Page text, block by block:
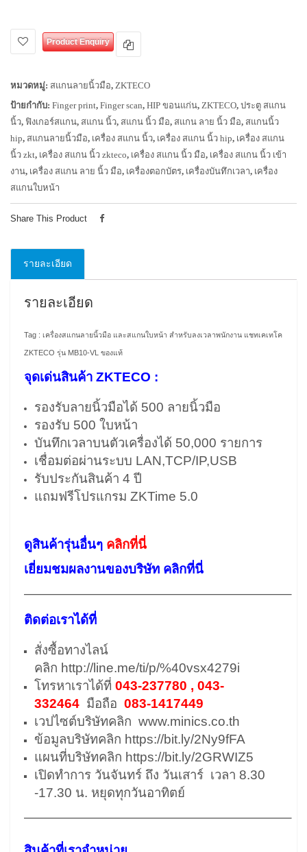
Product Enquiry
หมวดหมู่: สแกนลายนิ้วมือ, ZKTECO
ป้ายกำกับ: Finger print, Finger scan, HIP ขอนแก่น, ZKTECO, ประตู สแกน
นิ้ว, ฟิงเกอร์สแกน, สแกน นิ้ว, สแกน นิ้ว มือ, สแกน ลาย นิ้ว มือ, สแกนนิ้ว
hip, สแกนลายนิ้วมือ, เครื่อง สแกน นิ้ว, เครื่อง สแกน นิ้ว hip, เครื่อง สแกน
นิ้ว zkt, เครื่อง สแกน นิ้ว zkteco, เครื่อง สแกน นิ้ว มือ, เครื่อง สแกน นิ้ว เข้า
งาน, เครื่อง สแกน ลาย นิ้ว มือ, เครื่องตอกบัตร, เครื่องบันทึกเวลา, เครื่อง
สแกนใบหน้า
Share This Product
รายละเอียด
รายละเอียด
Tag : เครื่องสแกนลายนิ้วมือ และสแกนใบหน้า สำหรับลงเวลาพนักงาน แชทเคเทโค
ZKTECO รุ่น MB10-VL ของแท้
จุดเด่นสินค้า ZKTECO :
รองรับลายนิ้วมือได้ 500 ลายนิ้วมือ
รองรับ 500 ใบหน้า
บันทึกเวลาบนตัวเครื่องได้ 50,000 รายการ
เชื่อมต่อผ่านระบบ LAN,TCP/IP,USB
รับประกันสินค้า 4 ปี
แถมฟรีโปรแกรม ZKTime 5.0
ดูสินค้ารุ่นอื่นๆ คลิกที่นี่
เยี่ยมชมผลงานของบริษัท คลิกที่นี่
————————————————————–
ติดต่อเราได้ที่
สั่งซื้อทางไลน์
คลิก http://line.me/ti/p/%40vsx4279i
โทรหาเราได้ที่ 043-237780 , 043-
332464 มือถือ 083-1417449
เวปไซต์บริษัทคลิก www.minics.co.th
ข้อมูลบริษัทคลิก https://bit.ly/2Ny9fFA
แผนที่บริษัทคลิก https://bit.ly/2GRWIZ5
เปิดทำการ วันจันทร์ ถึง วันเสาร์ เวลา 8.30
-17.30 น. หยุดทุกวันอาทิตย์
————————————————————–